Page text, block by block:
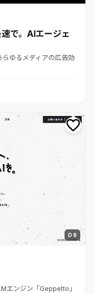
で。AIエージェ
らゆるメディアの広告効
D 8
エンジン「Geppetto」